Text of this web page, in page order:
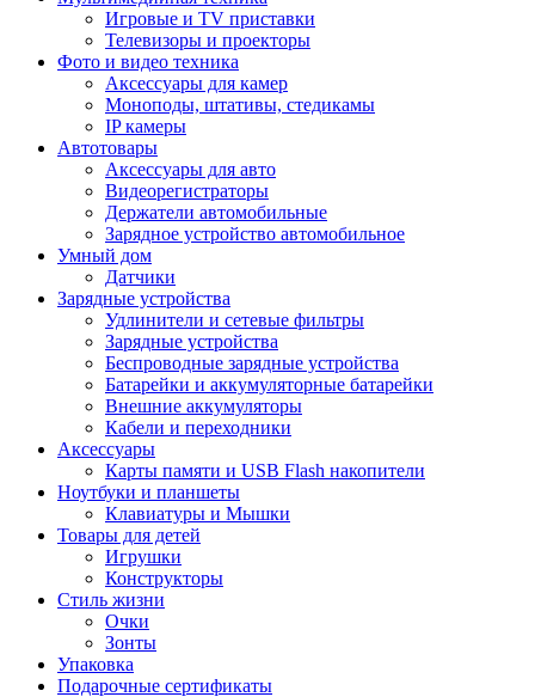
Игровые и TV приставки
Телевизоры и проекторы
Фото и видео техника
Аксессуары для камер
Моноподы, штативы, стедикамы
IP камеры
Автотовары
Аксессуары для авто
Видеорегистраторы
Держатели автомобильные
Зарядное устройство автомобильное
Умный дом
Датчики
Зарядные устройства
Удлинители и сетевые фильтры
Зарядные устройства
Беспроводные зарядные устройства
Батарейки и аккумуляторные батарейки
Внешние аккумуляторы
Кабели и переходники
Аксессуары
Карты памяти и USB Flash накопители
Ноутбуки и планшеты
Клавиатуры и Мышки
Товары для детей
Игрушки
Конструкторы
Стиль жизни
Очки
Зонты
Упаковка
Подарочные сертификаты